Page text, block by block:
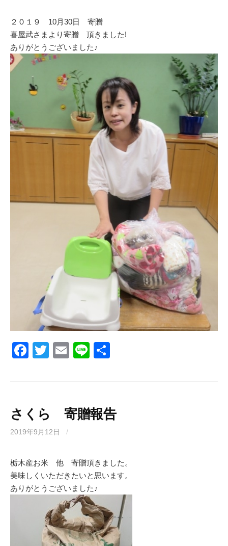
k
２０１９ 10月30日 寄贈
喜屋武さまより寄贈 頂きました!
ありがとうございました♪
F
b
o
k
T
E
Li
さくら 寄贈報告
2019年9月12日 /
栃木産お米 他 寄贈頂きました。
美味しくいただきたいと思います。
ありがとうございました♪